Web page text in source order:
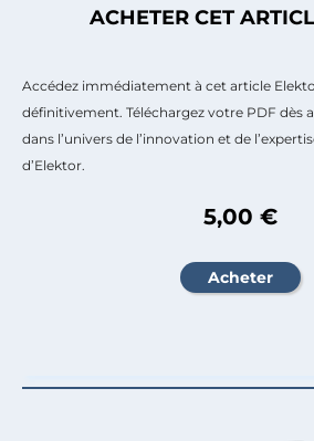
ACHETER CET
Accédez immédiatement à cet article
définitivement. Téléchargez votre PDF dès
dans l’univers de l’innovation et de
d’Elektor.
5,00 €